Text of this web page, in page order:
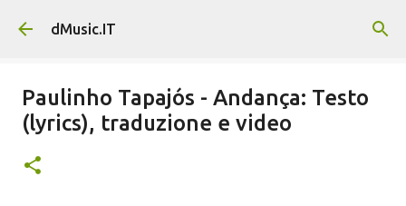
Passa ai contenuti principali
dMusic.IT
Paulinho Tapajós - Andança: Testo
(lyrics), traduzione e video